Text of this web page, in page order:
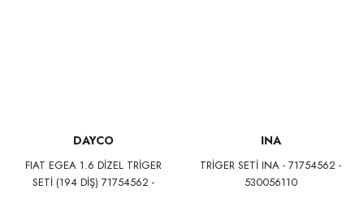
DAYCO
FIAT EGEA 1.6 DİZEL TRİGER
SETİ (194 DİŞ) 71754562 -
INA
TRİGER SETİ INA - 71754562 -
530056110